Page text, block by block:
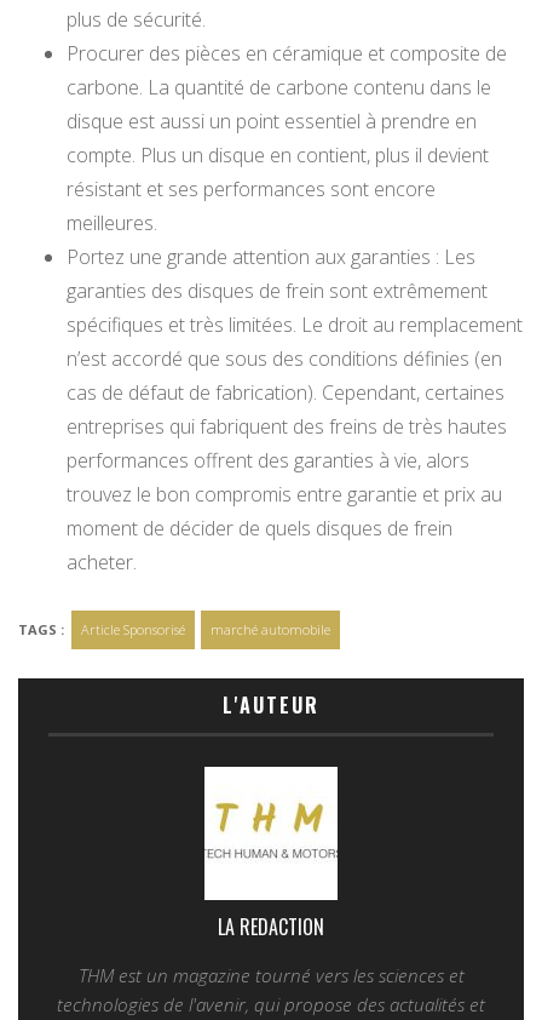
plus de sécurité.
Procurer des pièces en céramique et composite de
carbone. La quantité de carbone contenu dans le
disque est aussi un point essentiel à prendre en
compte. Plus un disque en contient, plus il devient
résistant et ses performances sont encore
meilleures.
Portez une grande attention aux garanties : Les
garanties des disques de frein sont extrêmement
spécifiques et très limitées. Le droit au remplacement
n’est accordé que sous des conditions définies (en
cas de défaut de fabrication). Cependant, certaines
entreprises qui fabriquent des freins de très hautes
performances offrent des garanties à vie, alors
trouvez le bon compromis entre garantie et prix au
moment de décider de quels disques de frein
acheter.
TAGS : Article Sponsorisé marché automobile
L'AUTEUR
LA REDACTION
THM est un magazine tourné vers les sciences et
technologies de l'avenir, qui propose des actualités et